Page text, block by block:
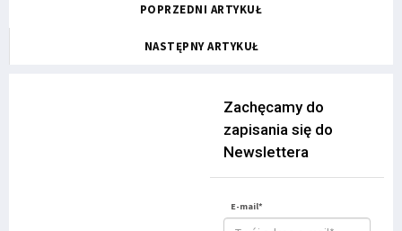
POPRZEDNI ARTYKUŁ
NASTĘPNY ARTYKUŁ
Zachęcamy do
zapisania się do
Newslettera
E-mail*